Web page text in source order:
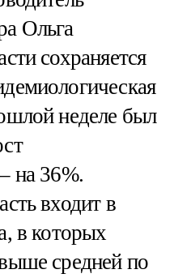
Ольга
сохраняется
неделе был
на 36%.
входит в
в которых
средней по